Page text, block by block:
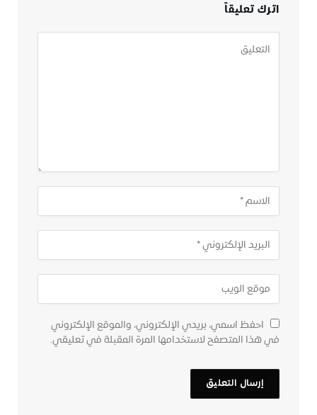
اترك تعليقاً
احفظ اسمي، بريدي الإلكتروني، والموقع الإلكتروني
في هذا المتصفح لاستخدامها المرة المقبلة في تعليقي.